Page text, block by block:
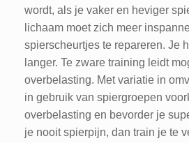
wordt, als je vaker en heviger
lichaam moet zich meer
spierscheurtjes te repareren. Je
langer. Te zware training leidt
overbelasting. Met variatie in
in gebruik van spiergroepen
overbelasting en bevorder je
je nooit spierpijn, dan train je te